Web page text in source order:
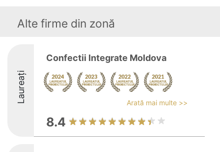
Alte firme din zonă
Laureați
Confectii Integrate Moldova
Arată mai multe >>
8.4